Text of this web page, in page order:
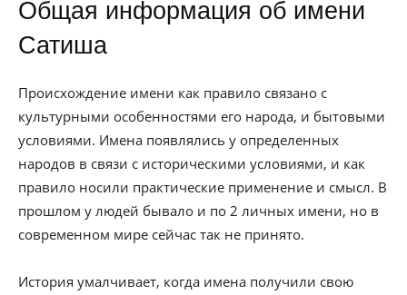
Общая информация об имени
Сатиша
Происхождение имени как правило связано с
культурными особенностями его народа, и бытовыми
условиями. Имена появлялись у определенных
народов в связи с историческими условиями, и как
правило носили практические применение и смысл. В
прошлом у людей бывало и по 2 личных имени, но в
современном мире сейчас так не принято.
История умалчивает, когда имена получили свою